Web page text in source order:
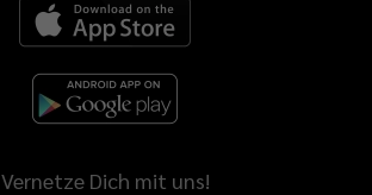
Vernetze Dich mit uns!